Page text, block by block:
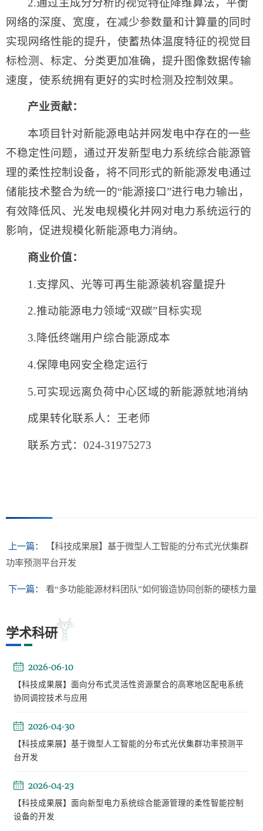
网络的深度、宽度，在减少参数量和计算量的同时
实现网络性能的提升，使蓄热体温度特征的视觉目
标检测、标定、分类更加准确，提升图像数据传输
速度，使系统拥有更好的实时检测及控制效果。
产业贡献：
本项目针对新能源电站并网发电中存在的一些
不稳定性问题，通过开发新型电力系统综合能源管
理的柔性控制设备，将不同形式的新能源发电通过
储能技术整合为统一的“能源接口”进行电力输出，
有效降低风、光发电规模化并网对电力系统运行的
影响，促进规模化新能源电力消纳。
商业价值：
1.支撑风、光等可再生能源装机容量提升
2.推动能源电力领域“双碳”目标实现
3.降低终端用户综合能源成本
4.保障电网安全稳定运行
5.可实现远离负荷中心区域的新能源就地消纳
成果转化联系人：王老师
联系方式：024-31975273
上一篇：
【科技成果展】基于微型人工智能的分布式光伏集群
功率预测平台开发
下一篇： 看“多功能能源材料团队”如何锻造协同创新的硬核力量
学术科研
2026-06-10
【科技成果展】面向分布式灵活性资源聚合的高寒地区配电系统
协同调控技术与应用
2026-04-30
【科技成果展】基于微型人工智能的分布式光伏集群功率预测平
台开发
2026-04-23
【科技成果展】面向新型电力系统综合能源管理的柔性智能控制
设备的开发